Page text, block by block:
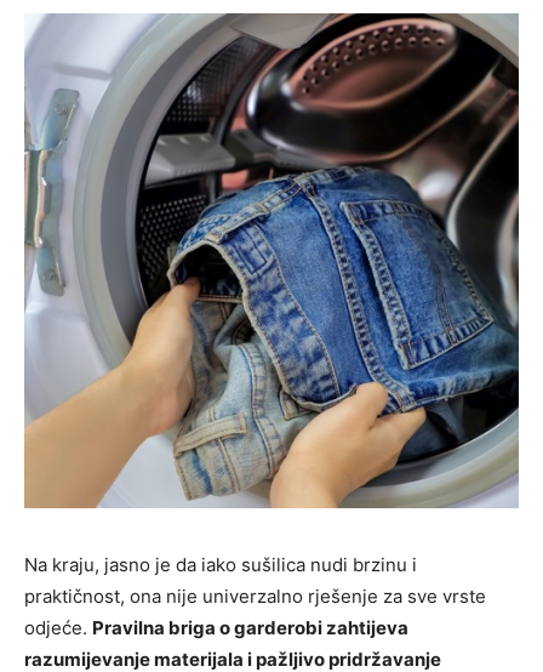
Na kraju, jasno je da iako sušilica nudi brzinu i
praktičnost, ona nije univerzalno rješenje za sve vrste
odjeće. Pravilna briga o garderobi zahtijeva
razumijevanje materijala i pažljivo pridržavanje